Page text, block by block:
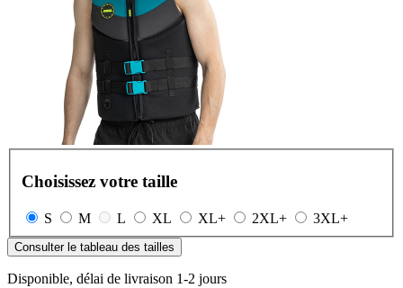
Choisissez votre taille
S M L XL XL+ 2XL+ 3XL+
Consulter le tableau des tailles
Disponible, délai de livraison 1-2 jours